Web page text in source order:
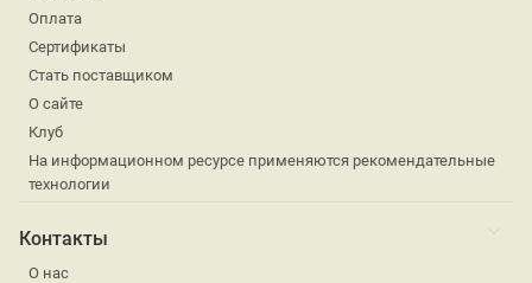
Оплата
Сертификаты
Стать поставщиком
О сайте
Клуб
На информационном ресурсе применяются рекомендательные
технологии
Контакты
О нас